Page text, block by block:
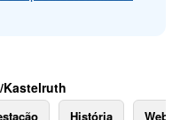
História